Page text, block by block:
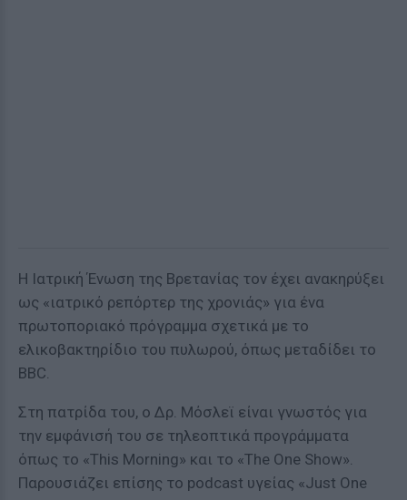
Η Ιατρική Ένωση της Βρετανίας τον έχει ανακηρύξει
ως «ιατρικό ρεπόρτερ της χρονιάς» για ένα
πρωτοποριακό πρόγραμμα σχετικά με το
ελικοβακτηρίδιο του πυλωρού, όπως μεταδίδει το
BBC.
Στη πατρίδα του, ο Δρ. Μόσλεϊ είναι γνωστός για
την εμφάνισή του σε τηλεοπτικά προγράμματα
όπως το «This Morning» και το «The One Show».
Παρουσιάζει επίσης το podcast υγείας «Just One